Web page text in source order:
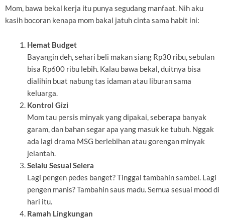
Mom, bawa bekal kerja itu punya segudang manfaat. Nih aku
kasih bocoran kenapa mom bakal jatuh cinta sama habit ini:
Hemat Budget
Bayangin deh, sehari beli makan siang Rp30 ribu, sebulan
bisa Rp600 ribu lebih. Kalau bawa bekal, duitnya bisa
dialihin buat nabung tas idaman atau liburan sama
keluarga.
Kontrol Gizi
Mom tau persis minyak yang dipakai, seberapa banyak
garam, dan bahan segar apa yang masuk ke tubuh. Nggak
ada lagi drama MSG berlebihan atau gorengan minyak
jelantah.
Selalu Sesuai Selera
Lagi pengen pedes banget? Tinggal tambahin sambel. Lagi
pengen manis? Tambahin saus madu. Semua sesuai mood di
hari itu.
Ramah Lingkungan